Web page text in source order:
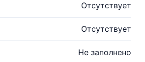
Отсутствует
Отсутствует
Не заполнено